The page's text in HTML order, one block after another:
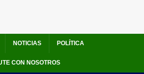
NOTICIAS POLÍTICA
CON NOSOTROS